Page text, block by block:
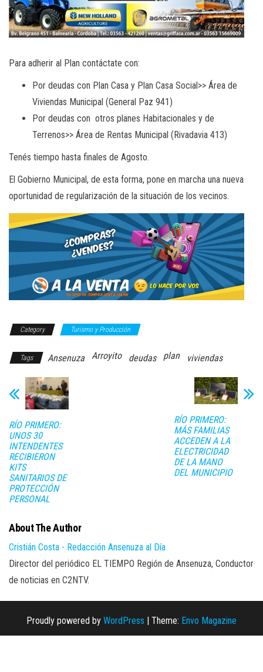
Para adherir al Plan contáctate con:
Por deudas con Plan Casa y Plan Casa Social>> Área de
Viviendas Municipal (General Paz 941)
Por deudas con otros planes Habitacionales y de
Terrenos>> Área de Rentas Municipal (Rivadavia 413)
Tenés tiempo hasta finales de Agosto.
El Gobierno Municipal, de esta forma, pone en marcha una nueva
oportunidad de regularización de la situación de los vecinos.
Category Turismo y Producción
Tags Ansenuza Arroyito deudas plan viviendas
RÍO PRIMERO:
UNOS 30
INTENDENTES
RECIBIERON
KITS
SANITARIOS DE
PROTECCIÓN
PERSONAL
RÍO PRIMERO:
MÁS FAMILIAS
ACCEDEN A LA
ELECTRICIDAD
DE LA MANO
DEL MUNICIPIO
About The Author
Cristián Costa - Redacción Ansenuza al Día
Director del periódico EL TIEMPO Región de Ansenuza, Conductor
de noticias en C2NTV.
Proudly powered by WordPress Theme: Envo Magazine